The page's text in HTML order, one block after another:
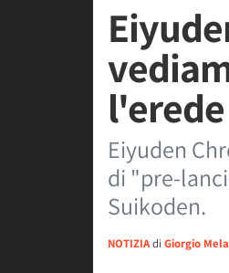
Eiyuden
di "pre-
Suikoden.
NOTIZIAdi Giorgio